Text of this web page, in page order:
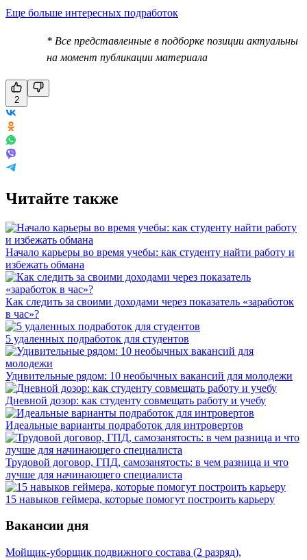
Еще больше интересных подработок
* Все представленные в подборке позиции актуальны
на момент публикации материала
2
Читайте также
Начало карьеры во время учебы: как студенту найти работу и
избежать обмана
Как следить за своими доходами через показатель «заработок
в час»?
5 удаленных подработок для студентов
Удивительные рядом: 10 необычных вакансий для молодежи
Дневной дозор: как студенту совмещать работу и учебу
Идеальные варианты подработок для интровертов
Трудовой договор, ГПД, самозанятость: в чем разница и что
лучше для начинающего специалиста
15 навыков геймера, которые помогут построить карьеру
Вакансии дня
Мойщик-уборщик подвижного состава (2 разряд),